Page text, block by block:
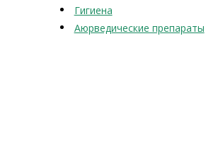
Гигиена
Аюрведические препараты